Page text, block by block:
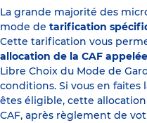
La grande majorité des
mode de tarification
Cette tarification vous
allocation de la CAF appelée
Libre Choix du Mode de
conditions. Si vous en faites
êtes éligible, cette
CAF, après règlement de